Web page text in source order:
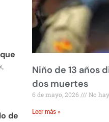
de
Niño de 13 años
dos muertes
6 de mayo, 2026 No
Leer más »